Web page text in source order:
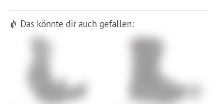
Das könnte dir auch gefallen: